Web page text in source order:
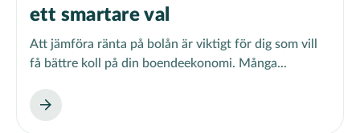
ett smartare val
Att jämföra ränta på bolån är viktigt för dig som vill
få bättre koll på din boendeekonomi. Många...